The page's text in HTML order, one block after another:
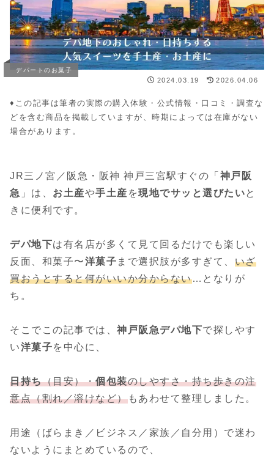
デパートのお菓子
2024.03.19 2026.04.06
♦︎この記事は筆者の実際の購入体験・公式情報・口コミ・調査な
どを含む商品を掲載していますが、時期によっては在庫がない
場合があります。
JR三ノ宮／阪急・阪神 神戸三宮駅すぐの「 神戸阪
急 」は、 お土産や手土産 を現地でサッと選びたいと
きに便利です。
デパ地下は有名店が多くて見て回るだけでも楽しい
反面、和菓子〜洋菓子 まで選択肢が多すぎて、 いざ
買おうとすると何がいいか分からない…となりが
ち。
そこでこの記事では、 神戸阪急デパ地下で探しやす
い洋菓子を中心に、
日持ち（目安）・個包装のしやすさ・持ち歩きの注
意点（割れ／溶けなど）もあわせて整理しました。
用途（ばらまき／ビジネス／家族／自分用）で迷わ
ないようにまとめているので、